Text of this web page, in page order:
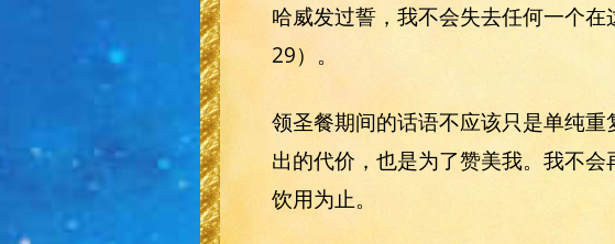
哈威发过誓，我不会失去任何一个
29）。
领圣餐期间的话语不应该只是单纯
出的代价，也是为了赞美我。我不
饮用为止。